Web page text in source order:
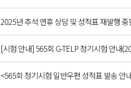
2025년 추석 연휴 상담 및 성적표 재발행
[시험 안내] 565회 G-TELP 정기시험 안내
<565회 정기시험 일반우편 성적표 발송 안